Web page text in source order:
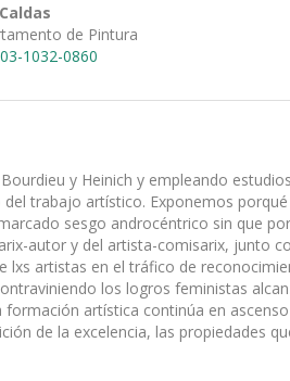
de Pintura
1032-0860
y Heinich y empleando
trabajo artístico. Exponemos
sesgo androcéntrico sin que
autor y del artista-comisarix, junto
lxs artistas en el tráfico de
los logros feministas
artística continúa en
de la excelencia, las propiedades